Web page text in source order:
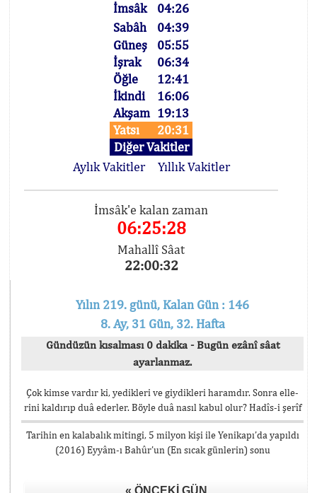
İmsâk
04:26
Sabâh
04:39
Güneş
05:55
İşrak
06:34
Öğle
12:41
İkindi
16:06
Akşam 19:13
Yatsı
20:31
Diğer Vakitler
Aylık Vakitler
Yıllık Vakitler
İmsâk'e kalan zaman
06:25:28
Mahallî Sâat
22:00:32
Yılın 219. günü, Kalan Gün : 146
8. Ay, 31 Gün, 32. Hafta
Gündüzün kısalması 0 dakika - Bugün ezânî sâat
ayarlanmaz.
Çok kimse vardır ki, yedikleri ve giydikleri haramdır. Sonra elle-
rini kaldırıp duâ ederler. Böyle duâ nasıl kabul olur? Hadîs-i şerîf
Tarihin en kalabalık mitingi, 5 milyon kişi ile Yenikapı’da yapıldı
(2016) Eyyâm-ı Bahûr’un (En sıcak günlerin) sonu
« ÖNCEKI GÜN